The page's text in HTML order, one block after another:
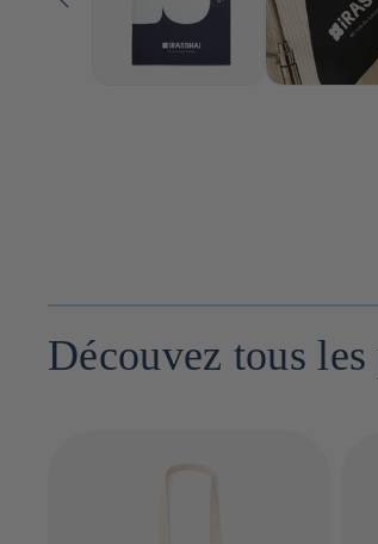
Découvez tous